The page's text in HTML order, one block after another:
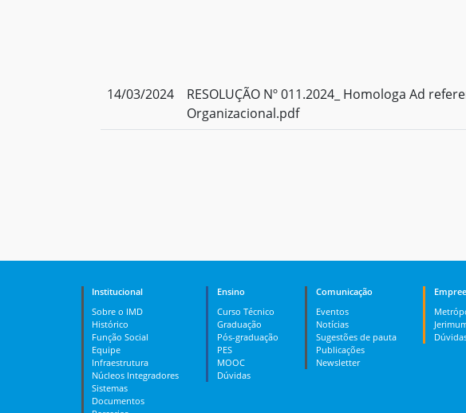
14/03/2024
RESOLUÇÃO Nº 011.2024_ Homologa Ad
Organizacional.pdf
Institucional
Sobre o IMD
Histórico
Função Social
Equipe
Infraestrutura
Núcleos Integradores
Sistemas
Documentos
Ensino
Curso Técnico
Graduação
Pós-graduação
PES
MOOC
Dúvidas
Comunicação
Eventos
Notícias
Sugestões de pauta
Publicações
Newsletter